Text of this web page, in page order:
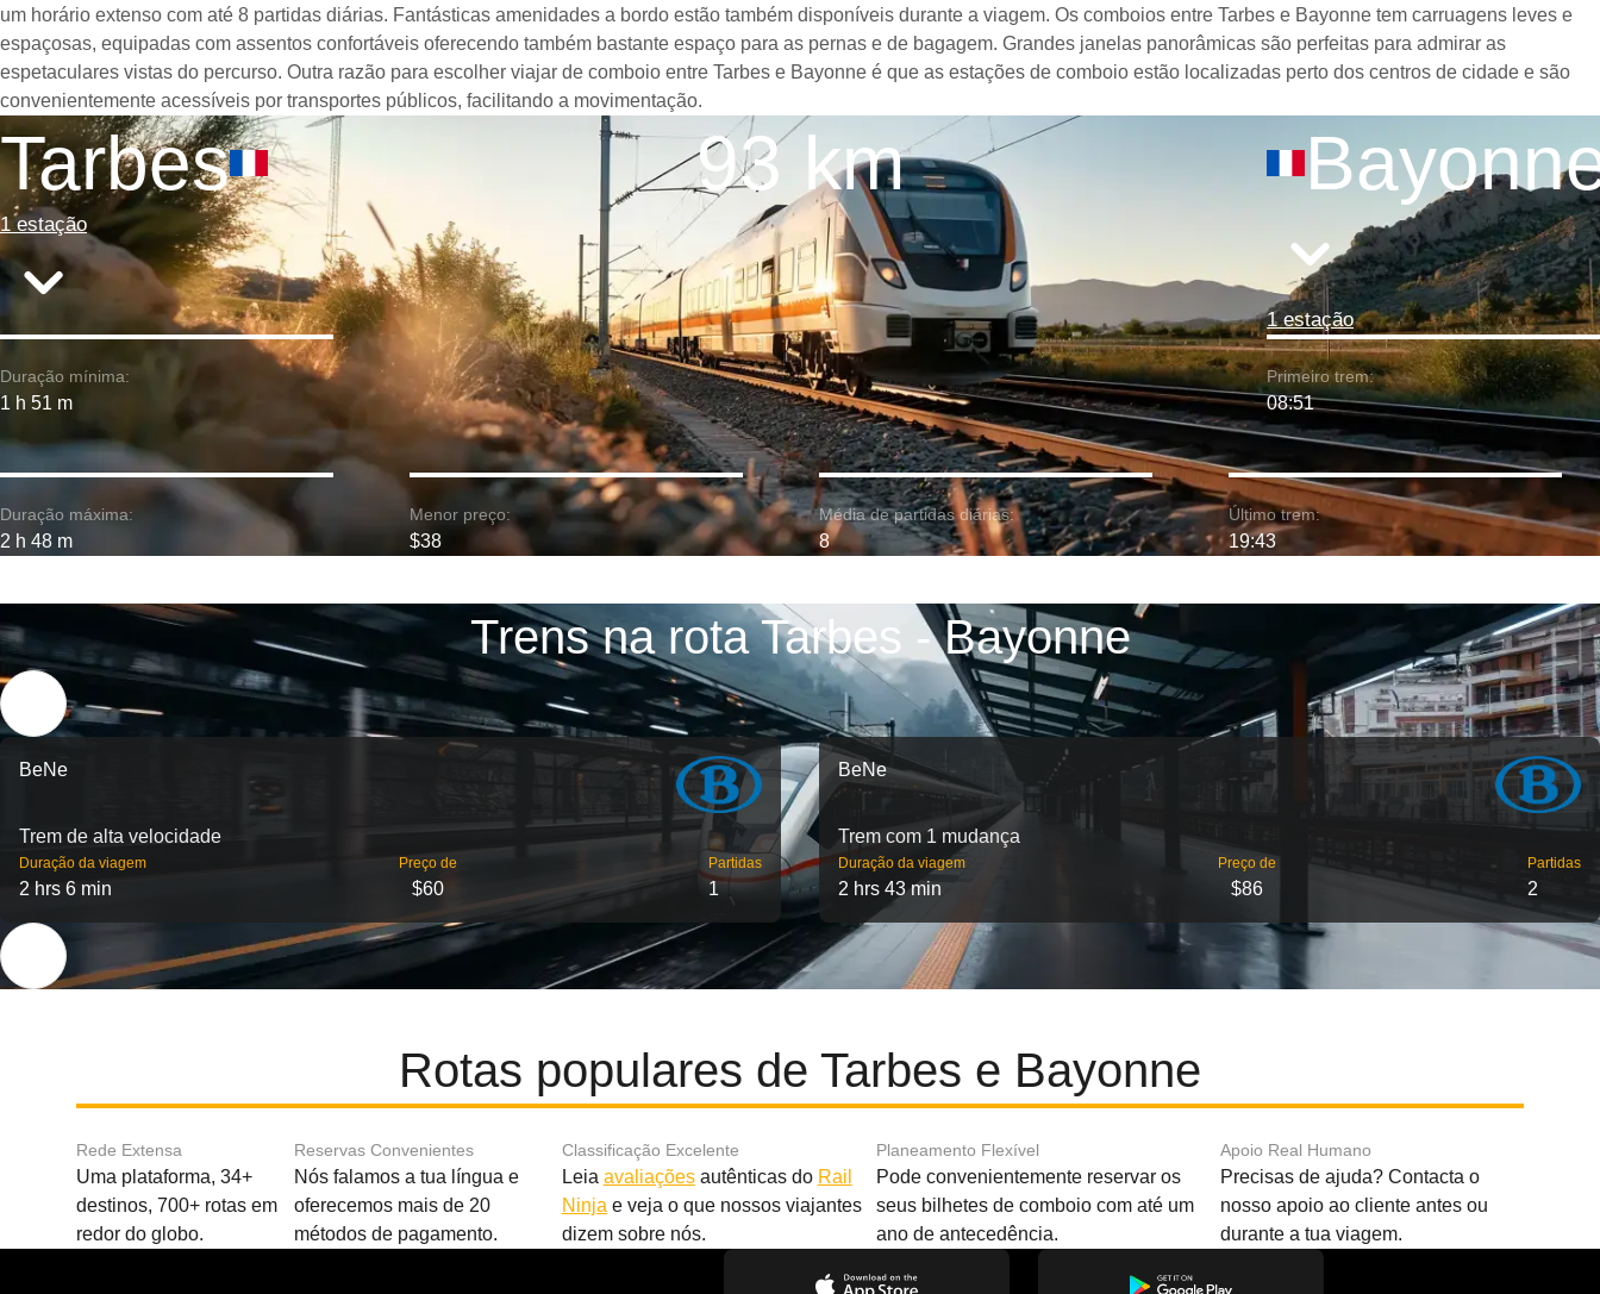
um horário extenso com até 8 partidas diárias. Fantásticas amenidades a bordo estão também disponíveis durante a viagem. Os comboios entre Tarbes e Bayonne tem carruagens leves e
espaçosas, equipadas com assentos confortáveis oferecendo também bastante espaço para as pernas e de bagagem. Grandes janelas panorâmicas são perfeitas para admirar as
espetaculares vistas do percurso. Outra razão para escolher viajar de comboio entre Tarbes e Bayonne é que as estações de comboio estão localizadas perto dos centros de cidade e são
convenientemente acessíveis por transportes públicos, facilitando a movimentação.
Tarbes
1 estação
93 km
1 estação
Duração mínima:
1 h 51 m
Primeiro trem:
08:51
Duração máxima:
2 h 48 m
Menor preço:
$38
Média de partidas diárias:
8
Último trem:
19:43
Trens na rota Tarbes - Bayonne
BeNe
Trem de alta velocidade
Duração da viagem
2 hrs 6 min
Preço de
$60
Partidas
1
BeNe
Trem com 1 mudança
Duração da viagem
2 hrs 43 min
Preço de
$86
Partidas
2
Rotas populares de Tarbes e Bayonne
Rede Extensa
Uma plataforma, 34+
destinos, 700+ rotas em
redor do globo.
Reservas Convenientes
Nós falamos a tua língua e
oferecemos mais de 20
métodos de pagamento.
Classificação Excelente
Leia avaliaçõesautênticas do Rail
Ninja e veja o que nossos viajantes
dizem sobre nós.
Planeamento Flexível
Pode convenientemente reservar os
seus bilhetes de comboio com até um
ano de antecedência.
Apoio Real Humano
Precisas de ajuda? Contacta o
nosso apoio ao cliente antes ou
durante a tua viagem.